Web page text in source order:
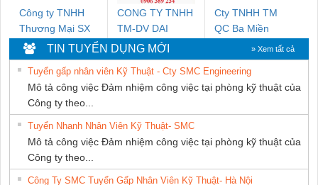
Công ty TNHH
Thương Mại SX
Ba Miền
CONG TY TNHH
TM-DV DAI
DONG THANH
Cty TNHH TM
QC Ba Miền
TIN TUYỂN DỤNG MỚI » Xem tất cả
Tuyển gấp nhân viên Kỹ Thuật - Cty SMC Engineering
Mô tả công việc Đảm nhiệm công việc tại phòng kỹ thuật của
Công ty theo...
Tuyển Nhanh Nhân Viên Kỹ Thuật- SMC
Mô tả công việc Đảm nhiệm công việc tại phòng kỹ thuật của
Công ty theo...
Công Ty SMC Tuyển Gấp Nhân Viên Kỹ Thuật- Hà Nội